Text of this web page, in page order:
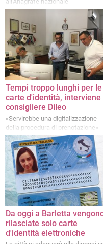
Tempi troppo lunghi per le
carte d'identità, interviene
consigliere Dileo
«Servirebbe una digitalizzazione
della procedura di prenotazione»
Da oggi a Barletta
rilasciate solo carte
d'identità elettroniche